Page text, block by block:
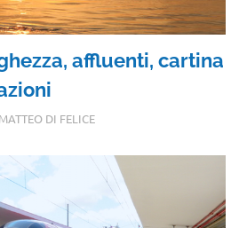
affluenti, cartina
MATTEO DI FELICE